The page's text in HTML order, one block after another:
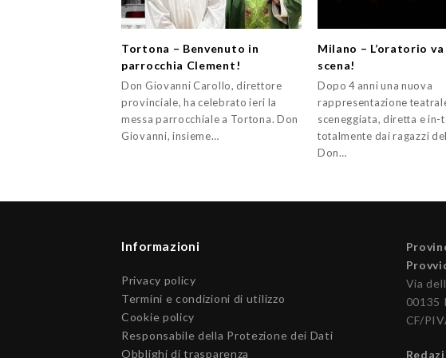
Tortona – Benvenuto in
parrocchia Clement!
Don Giovanni Carollo, direttore
provinciale, ha celebrato ieri la
messa parrocchiale a Tortona. Don
Giovanni, insieme…
Milano – L’oratorio va
scena!
Dopo 4 anni una nuova
rappresentazione
sceneggiata, diretta e in-
totalmente dai ragazzi
Don…
Informazioni
Privacy policy
Termini e condizioni di utilizzo
Cookie policy
Responsabile della Protezione dei Dati
Obblighi di trasparenza
Via
00135
CF/